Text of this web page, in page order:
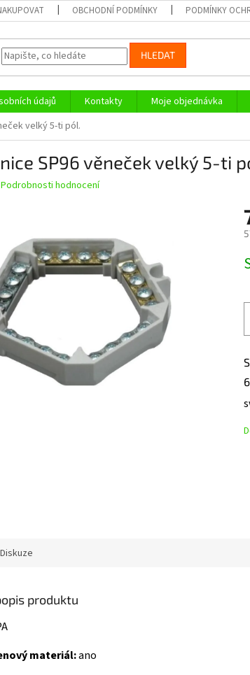
OBCHODNÍ PODMÍNKY PODMÍNKY
HLEDAT
údajů Kontakty Moje objednávka
velký 5-ti pól.
SP96 věneček velký 5-ti
Podrobnosti hodnocení
Diskuze
produktu
materiál:ano